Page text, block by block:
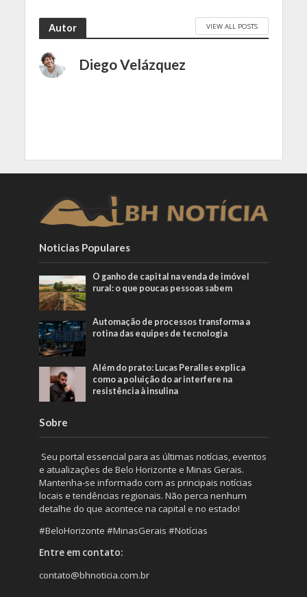
Autor VIEW ALL POSTS
Diego Velázquez
Noticias Populares
O ganho de capital na venda de imóvel
rural: o que poucas pessoas sabem
Automação de processos transforma a
rotina das equipes de tecnologia
Além do prato: Lucas Peralles explica
como a poluição do ar interfere na
resistência à insulina
Sobre
Seu portal essencial para as últimas notícias, eventos
e atualizações de Belo Horizonte e Minas Gerais.
Mantenha-se informado com as principais notícias
locais e tendências regionais. Não perca nenhum
detalhe do que acontece na capital e no estado!
#BeloHorizonte #MinasGerais #Notícias
Entre em contato:
contato@bhnoticia.com.br